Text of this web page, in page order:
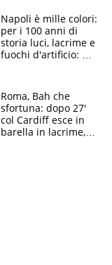
bigliettini
Napoli è mille colori:
per i 100 anni di
storia luci, lacrime e
fuochi d'artificio: De
Roma, Bah che
sfortuna: dopo 27'
col Cardiff esce in
barella in lacrime,